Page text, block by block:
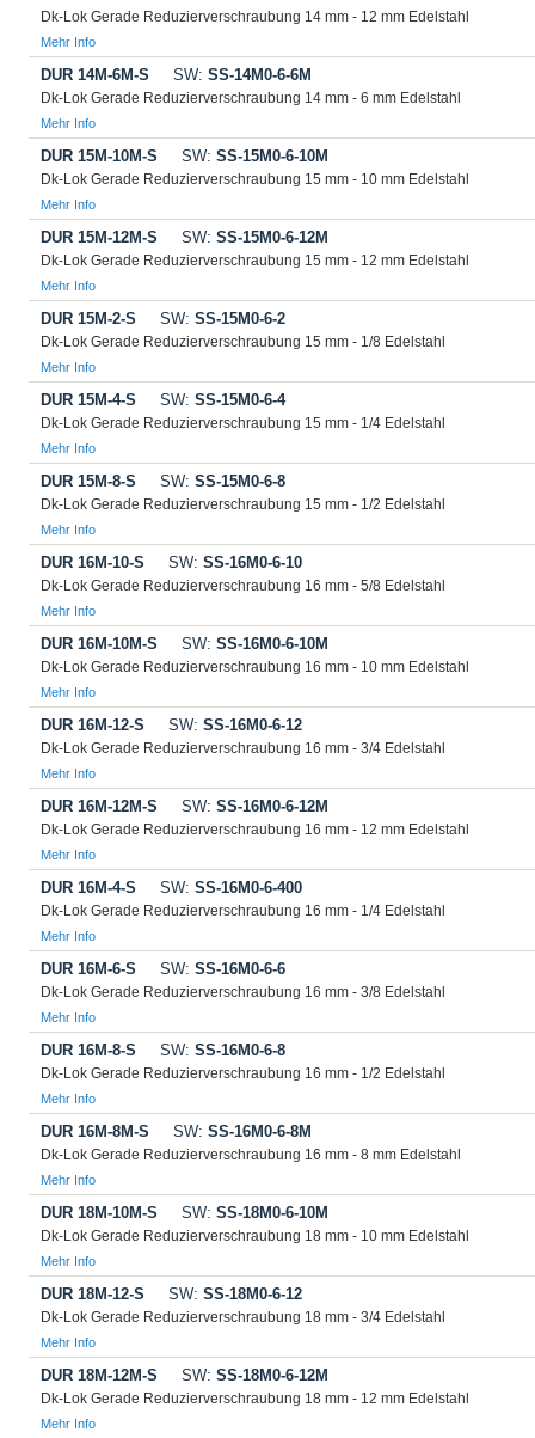
Dk-Lok Gerade Reduzierverschraubung 14 mm - 12 mm Edelstahl
Mehr Info
DUR 14M-6M-S SW: SS-14M0-6-6M
Dk-Lok Gerade Reduzierverschraubung 14 mm - 6 mm Edelstahl
Mehr Info
DUR 15M-10M-S SW: SS-15M0-6-10M
Dk-Lok Gerade Reduzierverschraubung 15 mm - 10 mm Edelstahl
Mehr Info
DUR 15M-12M-S SW: SS-15M0-6-12M
Dk-Lok Gerade Reduzierverschraubung 15 mm - 12 mm Edelstahl
Mehr Info
DUR 15M-2-S SW: SS-15M0-6-2
Dk-Lok Gerade Reduzierverschraubung 15 mm - 1/8 Edelstahl
Mehr Info
DUR 15M-4-S SW: SS-15M0-6-4
Dk-Lok Gerade Reduzierverschraubung 15 mm - 1/4 Edelstahl
Mehr Info
DUR 15M-8-S SW: SS-15M0-6-8
Dk-Lok Gerade Reduzierverschraubung 15 mm - 1/2 Edelstahl
Mehr Info
DUR 16M-10-S SW: SS-16M0-6-10
Dk-Lok Gerade Reduzierverschraubung 16 mm - 5/8 Edelstahl
Mehr Info
DUR 16M-10M-S SW: SS-16M0-6-10M
Dk-Lok Gerade Reduzierverschraubung 16 mm - 10 mm Edelstahl
Mehr Info
DUR 16M-12-S SW: SS-16M0-6-12
Dk-Lok Gerade Reduzierverschraubung 16 mm - 3/4 Edelstahl
Mehr Info
DUR 16M-12M-S SW: SS-16M0-6-12M
Dk-Lok Gerade Reduzierverschraubung 16 mm - 12 mm Edelstahl
Mehr Info
DUR 16M-4-S SW: SS-16M0-6-400
Dk-Lok Gerade Reduzierverschraubung 16 mm - 1/4 Edelstahl
Mehr Info
DUR 16M-6-S SW: SS-16M0-6-6
Dk-Lok Gerade Reduzierverschraubung 16 mm - 3/8 Edelstahl
Mehr Info
DUR 16M-8-S SW: SS-16M0-6-8
Dk-Lok Gerade Reduzierverschraubung 16 mm - 1/2 Edelstahl
Mehr Info
DUR 16M-8M-S SW: SS-16M0-6-8M
Dk-Lok Gerade Reduzierverschraubung 16 mm - 8 mm Edelstahl
Mehr Info
DUR 18M-10M-S SW: SS-18M0-6-10M
Dk-Lok Gerade Reduzierverschraubung 18 mm - 10 mm Edelstahl
Mehr Info
DUR 18M-12-S SW: SS-18M0-6-12
Dk-Lok Gerade Reduzierverschraubung 18 mm - 3/4 Edelstahl
Mehr Info
DUR 18M-12M-S SW: SS-18M0-6-12M
Dk-Lok Gerade Reduzierverschraubung 18 mm - 12 mm Edelstahl
Mehr Info